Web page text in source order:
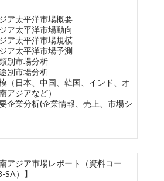
ア太平洋市場概要
ア太平洋市場動向
ア太平洋市場規模
ア太平洋市場予測
別市場分析
別市場分析
（日本、中国、韓国、インド、オ
アジアなど）
企業分析(企業情報、売上、市場シ
アジア市場レポート（資料コー
SA）】